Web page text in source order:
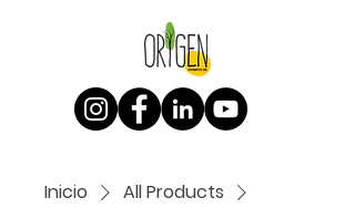
Inicio
All Products